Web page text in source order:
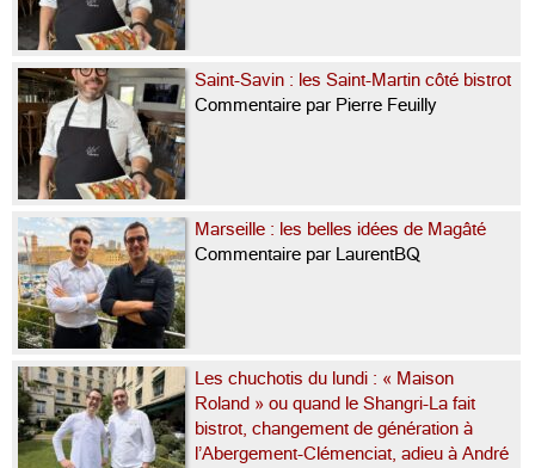
Saint-Savin : les Saint-Martin côté bistrot
Commentaire par Pierre Feuilly
Marseille : les belles idées de Magâté
Commentaire par LaurentBQ
Les chuchotis du lundi : « Maison
Roland » ou quand le Shangri-La fait
bistrot, changement de génération à
l’Abergement-Clémenciat, adieu à André